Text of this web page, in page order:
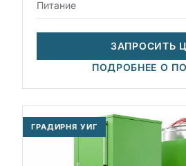
Питание
ЗАПРОСИТЬ
ПОДРОБНЕЕ О
ГРАДИРНЯ УИГ